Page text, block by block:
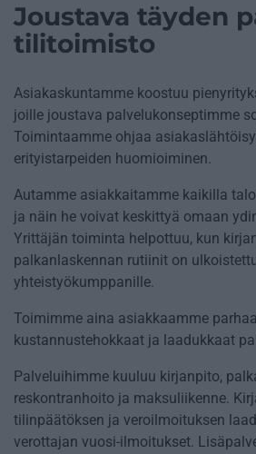
Joustava täyden
tilitoimisto
Asiakaskuntamme koostuu
joille joustava palvelukonseptimme
Toimintaamme ohjaa
erityistarpeiden huomioiminen.
Autamme asiakkaitamme kaikilla
ja näin he voivat keskittyä omaan
Yrittäjän toiminta helpottuu, kun
palkanlaskennan rutiinit on
yhteistyökumppanille.
Toimimme aina asiakkaamme
kustannustehokkaat ja laadukkaat
Palveluihimme kuuluu kirjanpito,
reskontranhoito ja maksuliikenne.
tilinpäätöksen ja veroilmoituksen
verottajan vuosi-ilmoitukset.